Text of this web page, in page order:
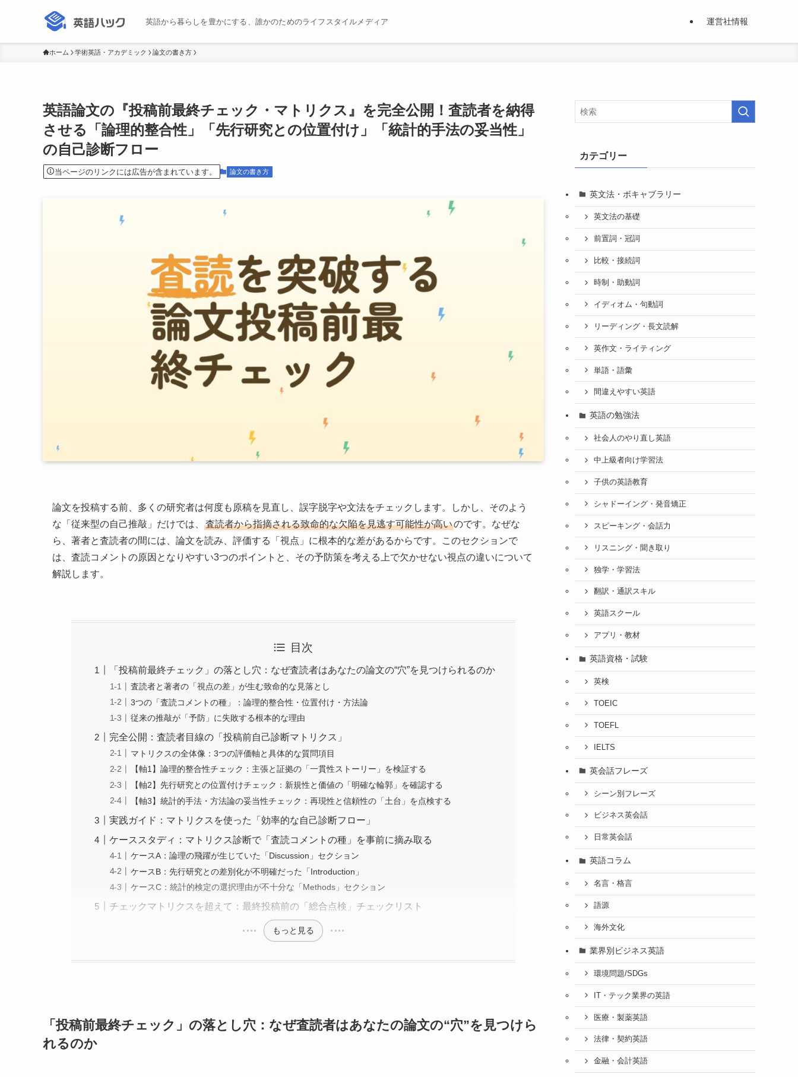
英語から暮らしを豊かにする、誰かのためのライフスタイルメディア 運営社情報
ホーム 学術英語・アカデミック 論文の書き方
英語論文の『投稿前最終チェック・マトリクス』を完全公開！査読者を納得
させる「論理的整合性」「先行研究との位置付け」「統計的手法の妥当性」
の自己診断フロー
当ページのリンクには広告が含まれています。 論文の書き方
論文を投稿する前、多くの研究者は何度も原稿を見直し、誤字脱字や文法をチェックします。しかし、そのよう
な「従来型の自己推敲」だけでは、
査読者から指摘される致命的な欠陥を見逃す可能性が高いのです。なぜな
ら、著者と査読者の間には、論文を読み、評価する「視点」に根本的な差があるからです。このセクションで
は、査読コメントの原因となりやすい3つのポイントと、その予防策を考える上で欠かせない視点の違いについて
解説します。
目次
「投稿前最終チェック」の落とし穴：なぜ査読者はあなたの論文の“穴”を見つけられるのか
査読者と著者の「視点の差」が生む致命的な見落とし
3つの「査読コメントの種」：論理的整合性・位置付け・方法論
従来の推敲が「予防」に失敗する根本的な理由
完全公開：査読者目線の「投稿前自己診断マトリクス」
マトリクスの全体像：3つの評価軸と具体的な質問項目
【軸1】論理的整合性チェック：主張と証拠の「一貫性ストーリー」を検証する
【軸2】先行研究との位置付けチェック：新規性と価値の「明確な輪郭」を確認する
【軸3】統計的手法・方法論の妥当性チェック：再現性と信頼性の「土台」を点検する
実践ガイド：マトリクスを使った「効率的な自己診断フロー」
ケーススタディ：マトリクス診断で「査読コメントの種」を事前に摘み取る
ケースA：論理の飛躍が生じていた「Discussion」セクション
ケースB：先行研究との差別化が不明確だった「Introduction」
ケースC：統計的検定の選択理由が不十分な「Methods」セクション
チェックマトリクスを超えて：最終投稿前の「総合点検」チェックリスト
もっと見る
「投稿前最終チェック」の落とし穴：なぜ査読者はあなたの論文の“穴”を見つけら
れるのか
カテゴリー
英文法・ボキャブラリー
英文法の基礎
前置詞・冠詞
比較・接続詞
時制・助動詞
イディオム・句動詞
リーディング・長文読解
英作文・ライティング
単語・語彙
間違えやすい英語
英語の勉強法
社会人のやり直し英語
中上級者向け学習法
子供の英語教育
シャドーイング・発音矯正
スピーキング・会話力
リスニング・聞き取り
独学・学習法
翻訳・通訳スキル
英語スクール
アプリ・教材
英語資格・試験
英検
TOEIC
TOEFL
IELTS
英会話フレーズ
シーン別フレーズ
ビジネス英会話
日常英会話
英語コラム
名言・格言
語源
海外文化
業界別ビジネス英語
環境問題/SDGs
IT・テック業界の英語
医療・製薬英語
法律・契約英語
金融・会計英語